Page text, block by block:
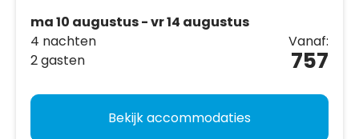
ma 10 augustus - vr 14 augustus
4 nachten
2 gasten
Vanaf:
757
Bekijk accommodaties